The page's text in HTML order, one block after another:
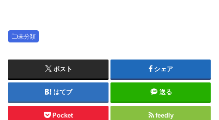
未分類
ポスト シェア
はてブ 送る
Pocket feedly